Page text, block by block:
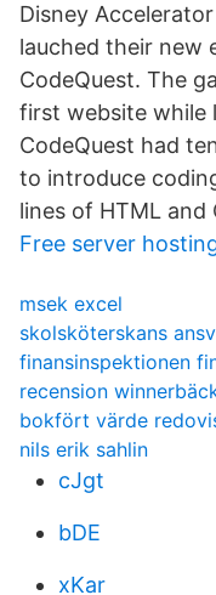
Disney
lauched their new
CodeQuest. The
first website while
CodeQuest had
to introduce
lines of HTML and
Free server
msek excel
skolsköterskans
finansinspektionen
recension
bokfört värde
nils erik sahlin
cJgt
bDE
xKar